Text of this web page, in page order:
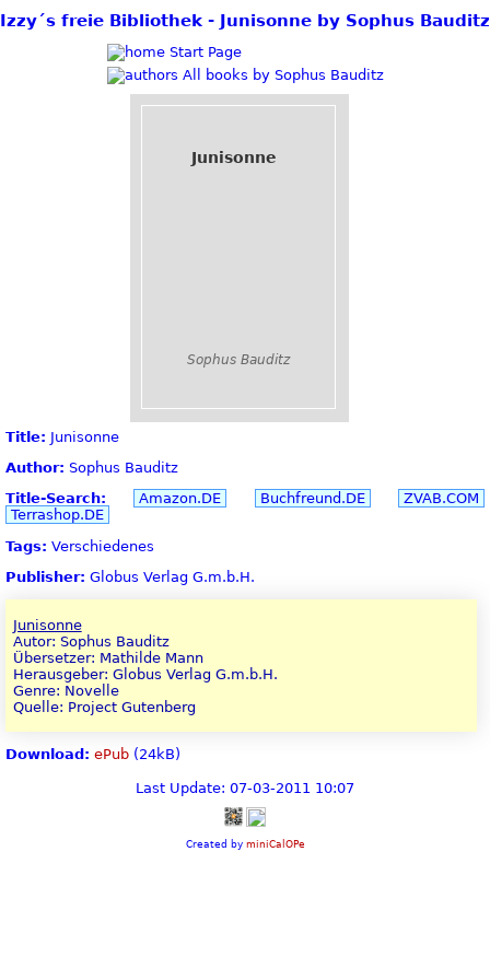
Izzy´s freie Bibliothek - Junisonne by Sophus Bauditz
Start Page
All books by Sophus Bauditz
Junisonne
Sophus Bauditz
Title: Junisonne
Author: Sophus Bauditz
Title-Search:
Amazon.DE Buchfreund.DE
ZVAB.COM
Terrashop.DE
Tags: Verschiedenes
Publisher: Globus Verlag G.m.b.H.
Junisonne
Autor: Sophus Bauditz
Übersetzer: Mathilde Mann
Herausgeber: Globus Verlag G.m.b.H.
Genre: Novelle
Quelle: Project Gutenberg
Download: ePub (24kB)
Last Update: 07-03-2011 10:07
Created by miniCalOPe